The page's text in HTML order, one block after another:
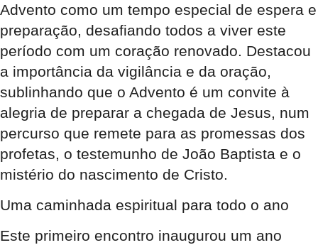
Advento como um tempo especial de espera e
preparação, desafiando todos a viver este
período com um coração renovado. Destacou
a importância da vigilância e da oração,
sublinhando que o Advento é um convite à
alegria de preparar a chegada de Jesus, num
percurso que remete para as promessas dos
profetas, o testemunho de João Baptista e o
mistério do nascimento de Cristo.
Uma caminhada espiritual para todo o ano
Este primeiro encontro inaugurou um ano